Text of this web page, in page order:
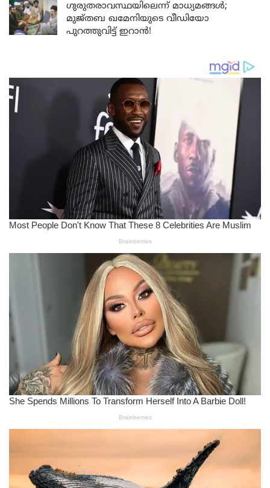
ഗുരുതരാവസ്ഥയിലെന്ന് മാധ്യമങ്ങൾ;
മുജ്തബ ഖമേനിയുടെ വീഡിയോ
പുറത്തുവിട്ട് ഇറാൻ!